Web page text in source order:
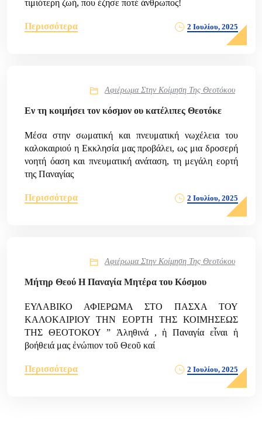
τιμιότερη ζωή, που έζησε ποτέ άνθρωπος!
Περισσότερα 2 Ιουλίου, 2025
Αφιέρωμα Στην Κοίμηση Της Θεοτόκου
Εν τη κοιμήσει τον κόσμον ου κατέλιπες Θεοτόκε
Μέσα στην σωματική και πνευματική νωχέλεια του
καλοκαιριού η Εκκλησία μας προβάλει, ως μια δροσερή
νοητή όαση και πνευματική ανάταση, τη μεγάλη εορτή
της Παναγίας
Περισσότερα 2 Ιουλίου, 2025
Αφιέρωμα Στην Κοίμηση Της Θεοτόκου
Μήτηρ Θεού Η Παναγία Μητέρα του Κόσμου
ΕΥΛΑΒΙΚΟ ΑΦΙΕΡΩΜΑ ΣΤΟ ΠΑΣΧΑ ΤΟΥ
ΚΑΛΟΚΑΙΡΙΟΥ ΤΗΝ ΕΟΡΤΗ ΤΗΣ ΚΟΙΜΗΣΕΩΣ
ΤΗΣ ΘΕΟΤΟΚΟΥ ” Ἀληθινά , ἡ Παναγία εἶναι ἡ
βοήθειά μας ἐνώπιον τοῦ Θεοῦ καί
Περισσότερα 2 Ιουλίου, 2025